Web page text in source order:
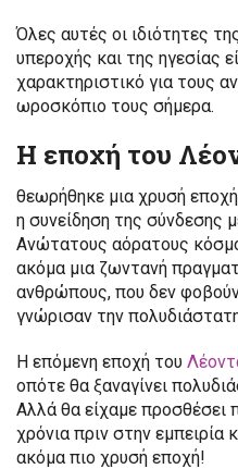
Όλες αυτές οι ιδιότητες
υπεροχής και της ηγεσίας
χαρακτηριστικό για τους
ωροσκόπιο τους σήμερα.
Η εποχή του
θεωρήθηκε μια χρυσή
η συνείδηση της σύνδεσης
Ανώτατους αόρατους
ακόμα μια ζωντανή
ανθρώπους, που δεν
γνώρισαν την
Η επόμενη εποχή του
οπότε θα ξαναγίνει
Αλλά θα είχαμε προσθέσει
χρόνια πριν στην εμπειρία
ακόμα πιο χρυσή εποχή!